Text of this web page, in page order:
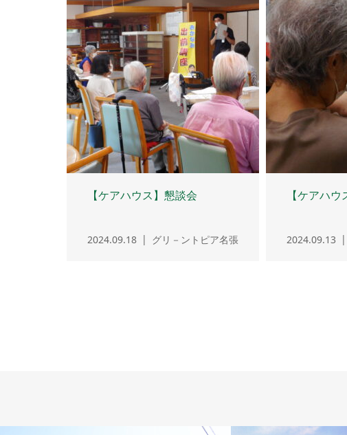
【ケアハウス】懇談会
2024.09.18 グリ－ントピア名張
【ケアハ
2024.09.13